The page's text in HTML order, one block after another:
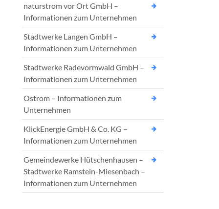
naturstrom vor Ort GmbH –
Informationen zum Unternehmen
Stadtwerke Langen GmbH –
Informationen zum Unternehmen
Stadtwerke Radevormwald GmbH –
Informationen zum Unternehmen
Ostrom – Informationen zum
Unternehmen
KlickEnergie GmbH & Co. KG –
Informationen zum Unternehmen
Gemeindewerke Hütschenhausen –
Stadtwerke Ramstein-Miesenbach –
Informationen zum Unternehmen